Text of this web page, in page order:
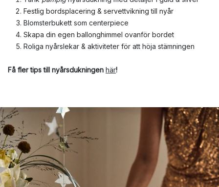
Festlig bordsplacering & servettvikning till nyår
Blomsterbukett som centerpiece
Skapa din egen ballonghimmel ovanför bordet
Roliga nyårslekar & aktiviteter för att höja stämningen
Få fler tips till nyårsdukningen här!